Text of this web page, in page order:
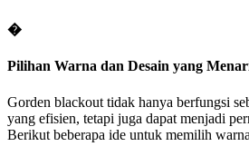
�
Pilihan Warna dan Desain yang
Gorden blackout tidak hanya berfungsi
yang efisien, tetapi juga dapat menjadi
Berikut beberapa ide untuk memilih